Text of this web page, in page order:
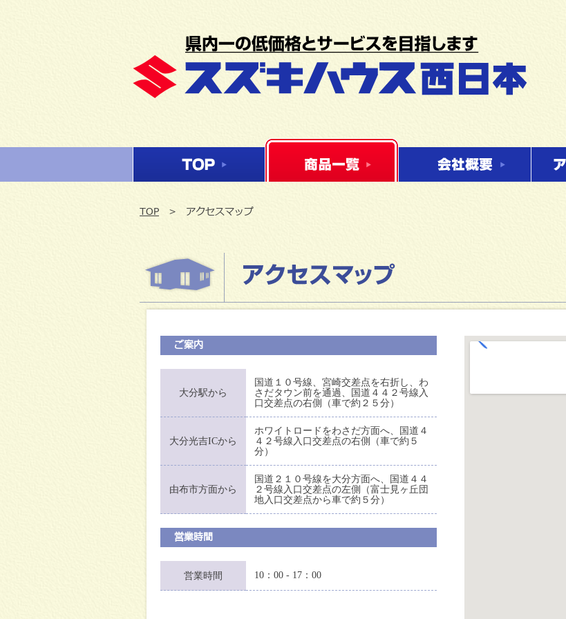
TOP > アクセスマップ
ご案内
大分駅から
国道１０号線、宮崎交差点を右折し、わ
さだタウン前を通過、国道４４２号線入
口交差点の右側（車で約２５分）
大分光吉ICから
ホワイトロードをわさだ方面へ、国道４
４２号線入口交差点の右側（車で約５
分）
由布市方面から
国道２１０号線を大分方面へ、国道４４
２号線入口交差点の左側（富士見ヶ丘団
地入口交差点から車で約５分）
営業時間
営業時間 10：00 - 17：00